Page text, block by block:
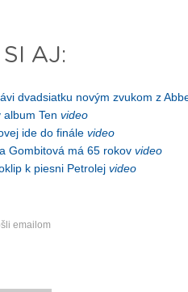
AJ:
dvadsiatku novým zvukom z
Ten video
ide do finále video
Gombitová má 65 rokov video
k piesni Petrolej video
emailom